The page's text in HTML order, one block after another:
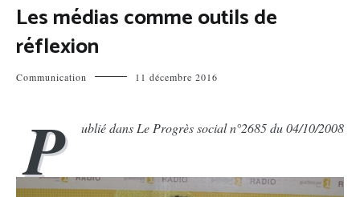
Les médias comme outils de
réflexion
Communication 11 décembre 2016
P ublié dans Le Progrès social n°2685 du 04/10/2008